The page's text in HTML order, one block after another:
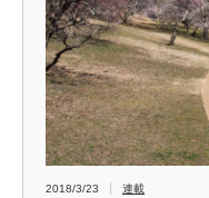
2018/3/23 連載